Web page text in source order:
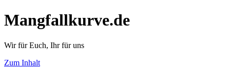
Mangfallkurve.de
Wir für Euch, Ihr für uns
Zum Inhalt